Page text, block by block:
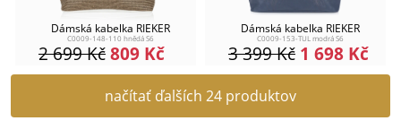
Dámská kabelka RIEKER
C0009-148-110 hnědá S6
809 Kč
2 699Kč
Dámská kabelka RIEKER
C0009-153-TUL modrá S6
1 698 Kč
3 399Kč
načítať ďalších 24 produktov